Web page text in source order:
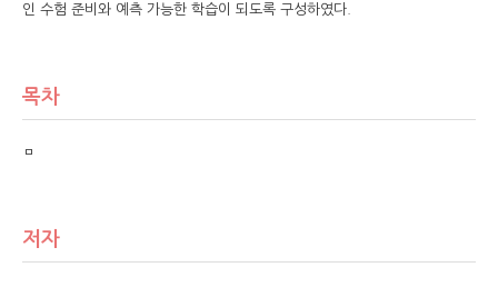
인 수험 준비와 예측 가능한 학습이 되도록 구성하였다.
목차
ㅁ
저자